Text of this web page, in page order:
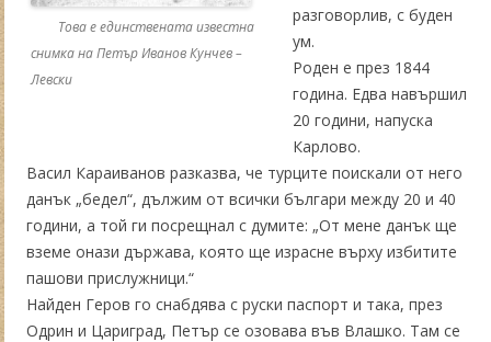
Това е единствената известна
снимка на Петър Иванов Кунчев –
Левски
разговорлив, с буден
ум.
Роден е през 1844
година. Едва навършил
20 години, напуска
Карлово.
Васил Караиванов разказва, че турците поискали от него
данък „бедел“, дължим от всички българи между 20 и 40
години, а той ги посрещнал с думите: „От мене данък ще
вземе онази държава, която ще израсне върху избитите
пашови прислужници.“
Найден Геров го снабдява с руски паспорт и така, през
Одрин и Цариград, Петър се озовава във Влашко. Там се